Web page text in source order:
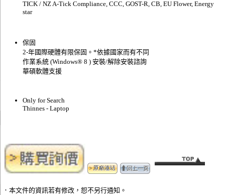
TICK / NZ A-Tick Compliance, CCC, GOST-R, CB, EU Flower, Energy
star
保固
2-年國際硬體有限保固。*依據國家而有不同
作業系統 (Windows® 8 ) 安裝/解除安裝諮詢
華碩軟體支援
Only for Search
Thinnes - Laptop
．本文件的資訊若有修改，恕不另行通知。